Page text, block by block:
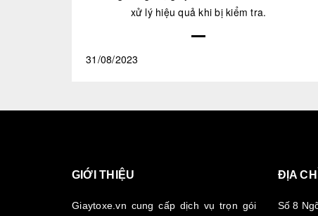
xử lý hiệu quả khi bị kiểm tra.
31/08/2023
GIỚI THIỆU
Giaytoxe.vn cung cấp dịch vụ trọn gói
ĐỊA
Số 8